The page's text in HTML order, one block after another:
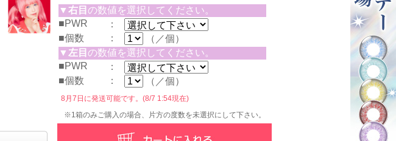
▼右目 の数値を選択してください。
■PWR
：
■個数
：
（／個）
▼ 左目 の数値を選択してください。
■PWR
：
■個数
： （／個）
8月7日に発送可能です。(8/7 1:54現在)
※1箱のみご購入の場合、片方の度数を未選択にして下さい。